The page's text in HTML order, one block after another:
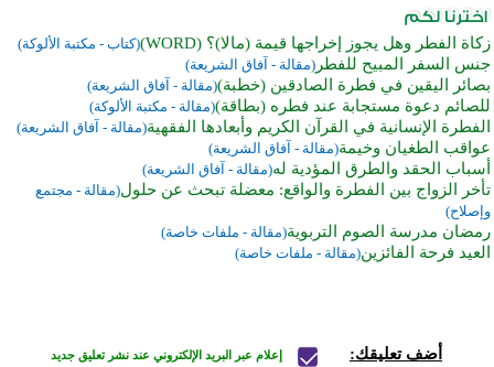
زكاة الفطر وهل يجوز إخراجها قيمة (مالا)؟ (WORD) (كتاب - مكتبة الألوكة)
جنس السفر المبيح للفطر (مقالة - آفاق الشريعة)
بصائر اليقين في فطرة الصادقين (خطبة)(مقالة - آفاق الشريعة)
للصائم دعوة مستجابة عند فطره (بطاقة)(مقالة - مكتبة الألوكة)
الفطرة الإنسانية في القرآن الكريم وأبعادها الفقهية(مقالة - آفاق الشريعة)
عواقب الطغيان وخيمة(مقالة - آفاق الشريعة)
أسباب الحقد والطرق المؤدية له(مقالة - آفاق الشريعة)
تأخر الزواج بين الفطرة والواقع: معضلة تبحث عن حلول(مقالة - مجتمع
وإصلاح)
رمضان مدرسة الصوم التربوية(مقالة - ملفات خاصة)
العيد فرحة الفائزين(مقالة - ملفات خاصة)
أضف تعليقك: إعلام عبر البريد الإلكتروني عند نشر تعليق جديد